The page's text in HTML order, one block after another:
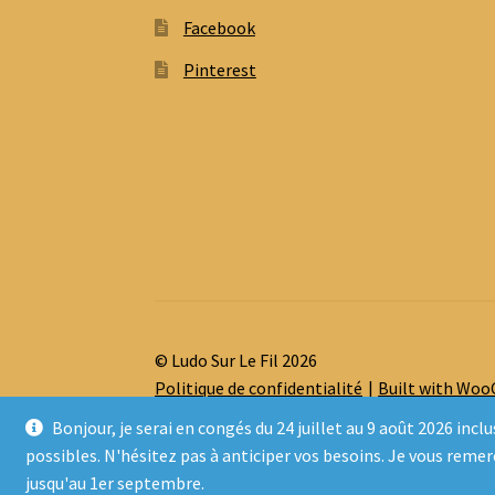
Bonjour, je serai en congés du 24 juillet au 9 août 2026
possibles. N'hésitez pas à anticiper vos besoins. Je vous
jusqu'au 1er septembre.
Facebook
Pinterest
© Ludo Sur Le Fil 2026
Politique de confidentialité
Built with